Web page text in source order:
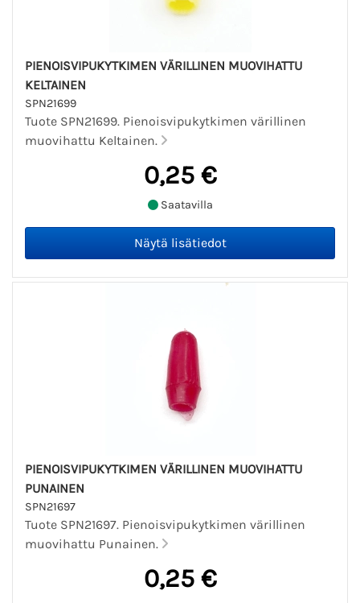
PIENOISVIPUKYTKIMEN VÄRILLINEN MUOVIHATTU
KELTAINEN
SPN21699
Tuote SPN21699. Pienoisvipukytkimen värillinen
muovihattu Keltainen.
0,25 €
Saatavilla
PIENOISVIPUKYTKIMEN VÄRILLINEN MUOVIHATTU
PUNAINEN
SPN21697
Tuote SPN21697. Pienoisvipukytkimen värillinen
muovihattu Punainen.
0,25 €